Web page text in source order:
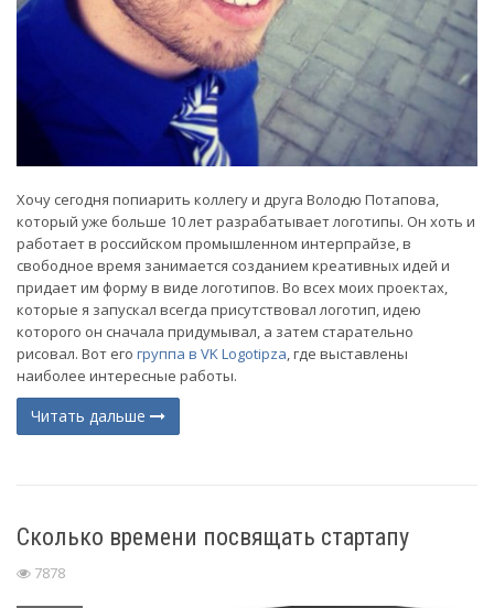
Хочу сегодня попиарить коллегу и друга Володю Потапова,
который уже больше 10 лет разрабатывает логотипы. Он хоть и
работает в российском промышленном интерпрайзе, в
свободное время занимается созданием креативных идей и
придает им форму в виде логотипов. Во всех моих проектах,
которые я запускал всегда присутствовал логотип, идею
которого он сначала придумывал, а затем старательно
рисовал. Вот его группа в VK Logotipza, где выставлены
наиболее интересные работы.
Читать дальше
Сколько времени посвящать стартапу
7878